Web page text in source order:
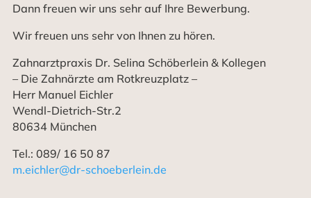
Dann freuen wir uns sehr auf Ihre Bewerbung.
Wir freuen uns sehr von Ihnen zu hören.
Zahnarztpraxis Dr. Selina Schöberlein & Kollegen
– Die Zahnärzte am Rotkreuzplatz –
Herr Manuel Eichler
Wendl-Dietrich-Str.2
80634 München
Tel.: 089/ 16 50 87
m.eichler@dr-schoeberlein.de